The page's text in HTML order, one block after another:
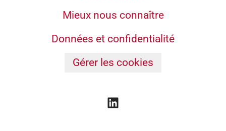
Mieux nous connaître
Données et confidentialité
Gérer les cookies